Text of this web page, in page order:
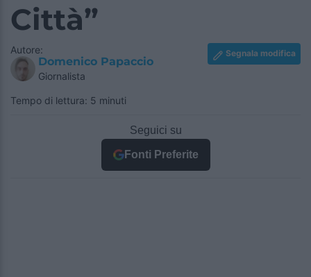
Città”
Autore:
Domenico Papaccio
Giornalista
Segnala modifica
Tempo di lettura: 5 minuti
Seguici su
Fonti Preferite